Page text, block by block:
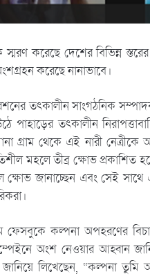
করেছে দেশের বিভিন্ন
করেছে নানাভাবে।
তৎকালীন সাংগঠনিক
তৎকালীন
গ্রাম থেকে এই নারী
মহলে তীব্র ক্ষোভ
ক্ষোভ জানাচ্ছেন এবং সেই
কল্পনা অপহরণের
অংশ নেওয়ার আহ্বান
জানিয়ে লিখেছেন, “কল্পনা